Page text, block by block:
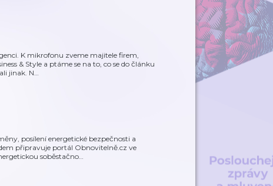
K mikrofonu zveme majitele firem,
& Style a ptáme se na to, co se do článku
jinak. N…
posílení energetické bezpečnosti a
připravuje portál Obnovitelně.cz ve
soběstačno…